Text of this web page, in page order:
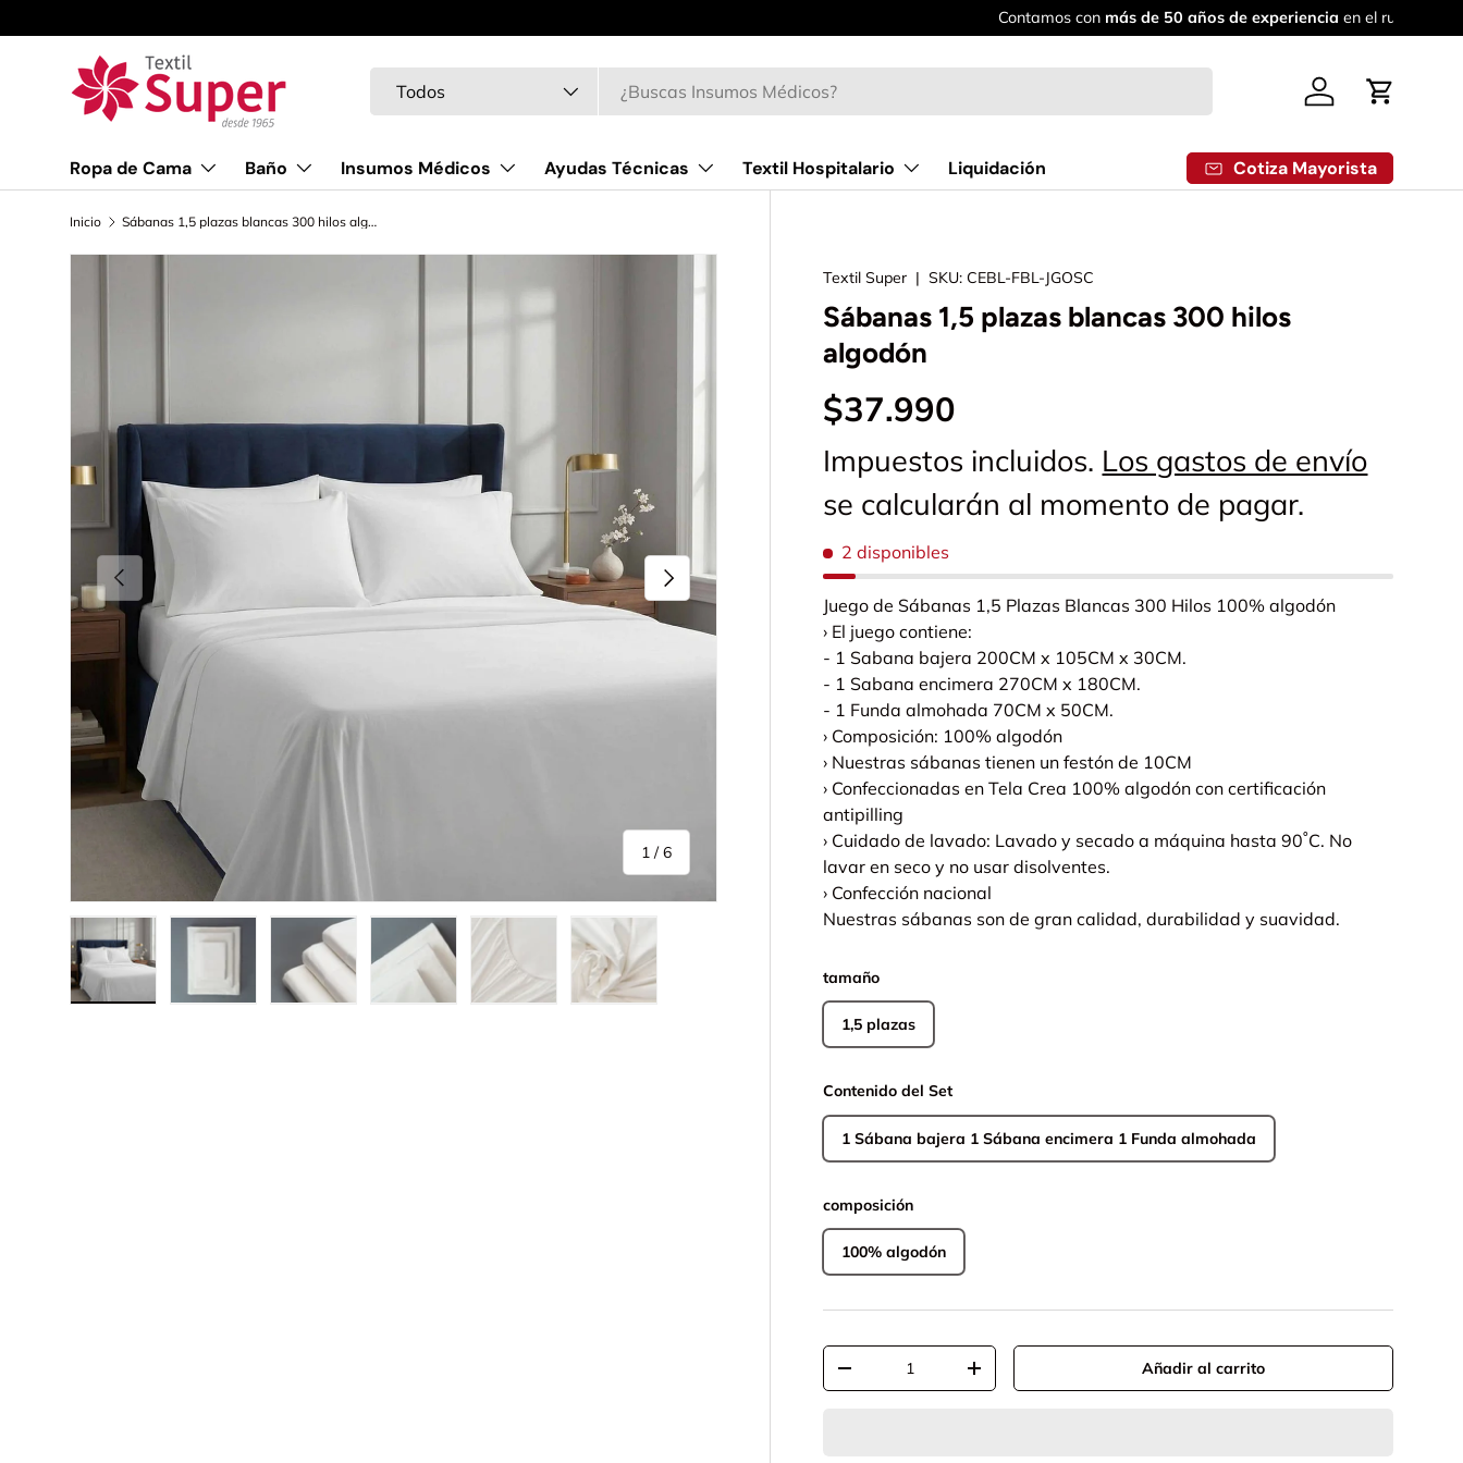
Ir al contenido
Todos Iniciar sesión
Carrito
Ropa de Cama Baño Insumos Médicos Ayudas Técnicas Textil Hospitalario Liquidación Cotiza Mayorista
Inicio Sábanas 1,5 plazas blancas 300 hilos algodón
Anterior
1 /de
6
Siguiente
Cargar imagen 5 en la vista de galería
Cargar imagen 6 en la vista de galería
Textil Super |SKU: CEBL-FBL-JGOSC
Sábanas 1,5 plazas blancas 300 hilos
algodón
$37.990
Impuestos incluidos. Los gastos de envío
se calcularán al momento de pagar.
2 disponibles
Juego de Sábanas 1,5 Plazas Blancas 300 Hilos 100% algodón
› El juego contiene:
- 1 Sabana bajera 200CM x 105CM x 30CM.
- 1 Sabana encimera 270CM x 180CM.
- 1 Funda almohada 70CM x 50CM.
› Composición: 100% algodón
› Nuestras sábanas tienen un festón de 10CM
› Confeccionadas en Tela Crea 100% algodón con certificación
antipilling
› Cuidado de lavado: Lavado y secado a máquina hasta 90˚C. No
lavar en seco y no usar disolventes.
› Confección nacional
Nuestras sábanas son de gran calidad, durabilidad y suavidad.
tamaño
1,5 plazas
Contenido del Set
1 Sábana bajera 1 Sábana encimera 1 Funda almohada
composición
100% algodón
Cant.
-
+ Añadir al carrito